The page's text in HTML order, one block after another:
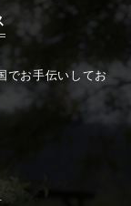
でお手伝いしてお